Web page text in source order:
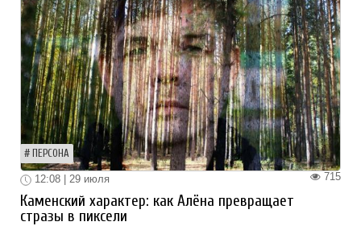
ПЕРСОНА
715
12:08 | 29 июля
Каменский характер: как Алёна превращает
стразы в пиксели